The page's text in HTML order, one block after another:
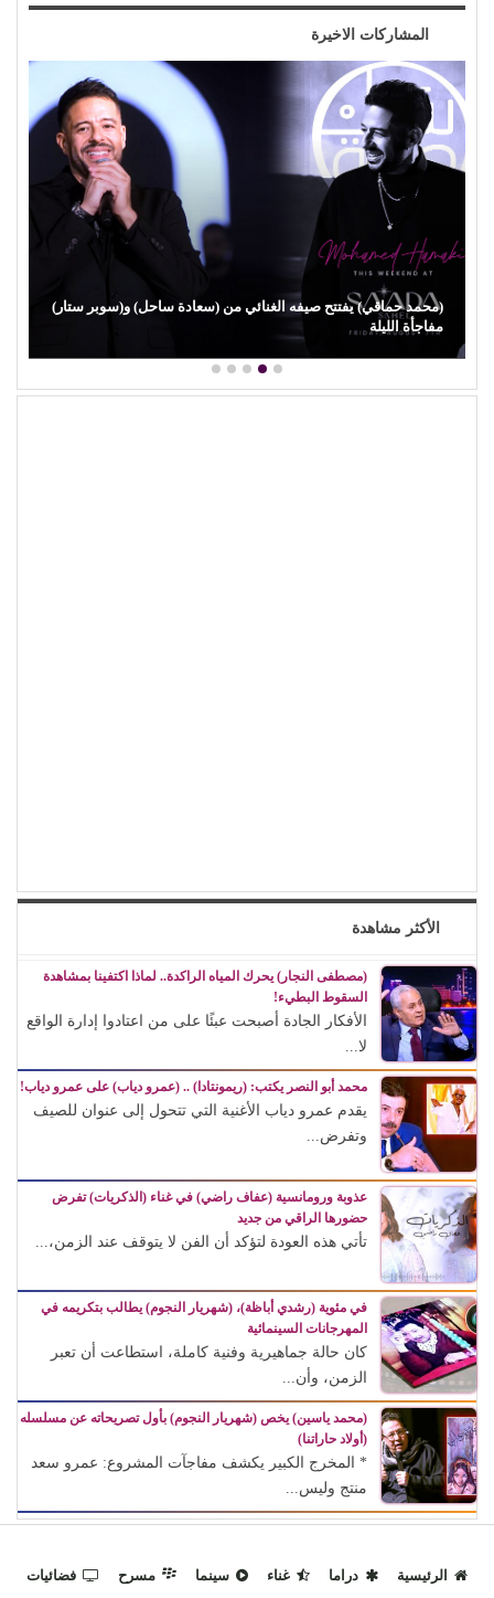
المشاركات الاخيرة
(محمد حماقي) يفتتح صيفه الغنائي من (سعادة ساحل) و(سوبر ستار)
مفاجأة الليلة
الأكثر مشاهدة
(مصطفى النجار) يحرك المياه الراكدة.. لماذا اكتفينا بمشاهدة
السقوط البطيء!
الأفكار الجادة أصبحت عبئًا على من اعتادوا إدارة الواقع
لا...
محمد أبو النصر يكتب: (ريمونتادا) .. (عمرو دياب) على عمرو دياب!
يقدم عمرو دياب الأغنية التي تتحول إلى عنوان للصيف
وتفرض...
عذوبة ورومانسية (عفاف راضي) في غناء (الذكريات) تفرض
حضورها الراقي من جديد
تأتي هذه العودة لتؤكد أن الفن لا يتوقف عند الزمن،...
في مئوية (رشدي أباظة)، (شهريار النجوم) يطالب بتكريمه في
المهرجانات السينمائية
كان حالة جماهيرية وفنية كاملة، استطاعت أن تعبر
الزمن، وأن...
(محمد ياسين) يخص (شهريار النجوم) بأول تصريحاته عن مسلسله
(أولاد حاراتنا)
* المخرج الكبير يكشف مفاجآت المشروع: عمرو سعد
منتج وليس...
الرئيسية دراما غناء سينما مسرح
فضائيات